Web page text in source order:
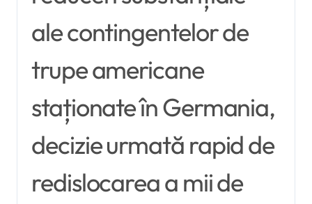
ale contingentelor de
trupe americane
staționate în Germania,
decizie urmată rapid de
redislocarea a mii de